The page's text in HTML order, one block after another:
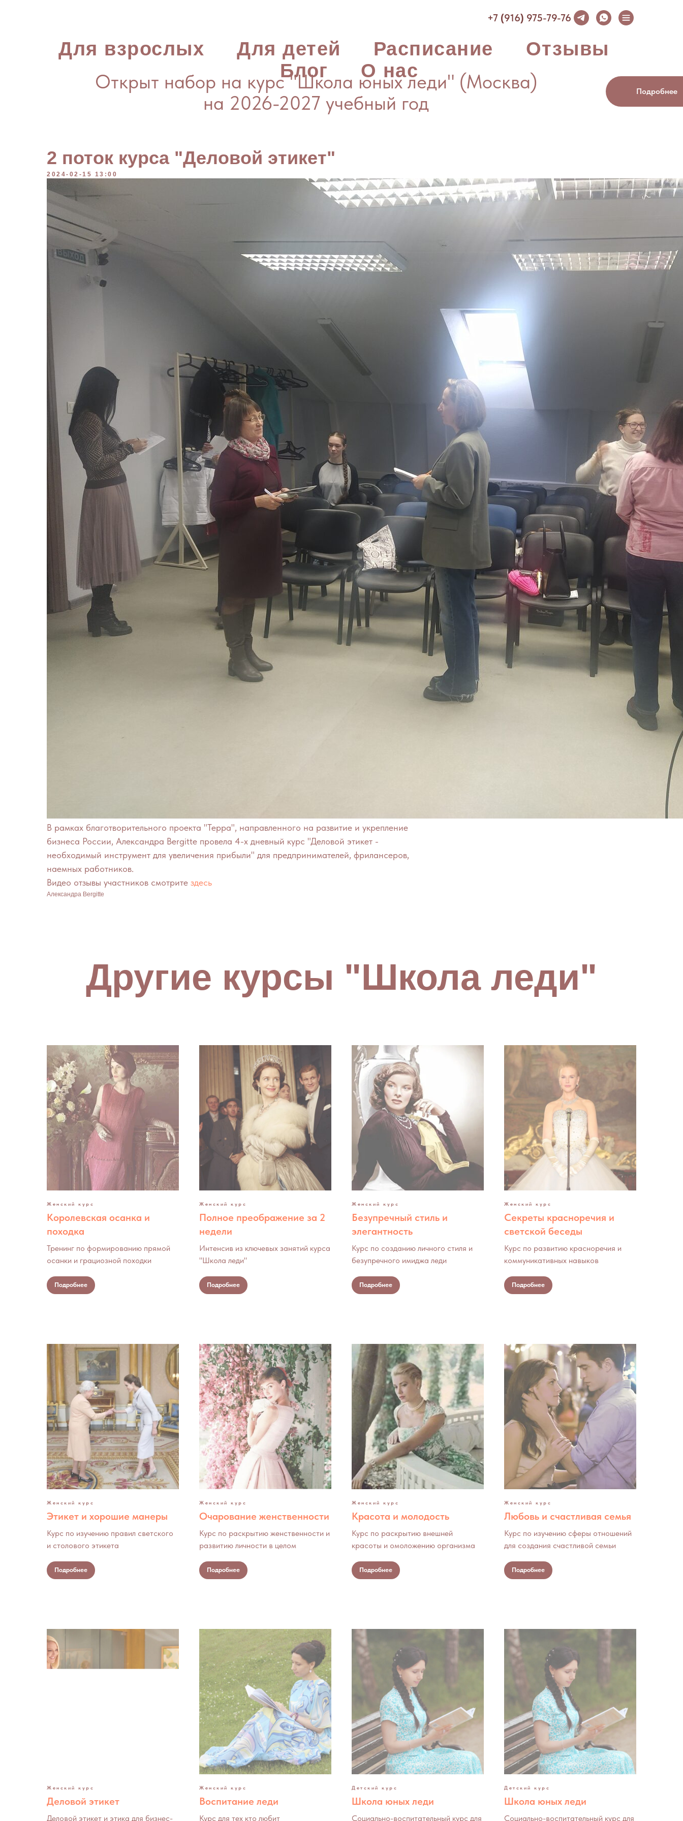
+7 (916) 975-79-76
Для взрослых Для детей Расписание
Отзывы
Блог
О нас
Открыт набор на курс "Школа юных леди" (Москва)
на 2026-2027 учебный год
Подробнее
2 поток курса "Деловой этикет"
2024-02-15 13:00
В рамках благотворительного проекта "Терра", направленного на развитие и укрепление
бизнеса России, Александра Bergitte провела 4-х дневный курс "Деловой этикет -
необходимый инструмент для увеличения прибыли" для предпринимателей, фрилансеров,
наемных работников.
Видео отзывы участников смотрите здесь
Александра Bergitte
Другие курсы "Школа леди"
Женский курс
Королевская осанка и
походка
Тренинг по формированию прямой
осанки и грациозной походки
Подробнее
Женский курс
Полное преображение за 2
недели
Интенсив из ключевых занятий курса
"Школа леди"
Подробнее
Женский курс
Безупречный стиль и
элегантность
Курс по созданию личного стиля и
безупречного имиджа леди
Подробнее
Женский курс
Секреты красноречия и
светской беседы
Курс по развитию красноречия и
коммуникативных навыков
Подробнее
Женский курс
Этикет и хорошие манеры
Курс по изучению правил светского
и столового этикета
Подробнее
Женский курс
Очарование женственности
Курс по раскрытию женственности и
развитию личности в целом
Подробнее
Женский курс
Красота и молодость
Курс по раскрытию внешней
красоты и омоложению организма
Подробнее
Женский курс
Любовь и счастливая семья
Курс по изучению сферы отношений
для создания счастливой семьи
Подробнее
Женский курс
Деловой этикет
Деловой этикет и этика для бизнес-
Женский курс
Воспитание леди
Курс для тех кто любит
Детский курс
Школа юных леди
Социально-воспитательный курс для
Детский курс
Школа юных леди
Социально-воспитательный курс для